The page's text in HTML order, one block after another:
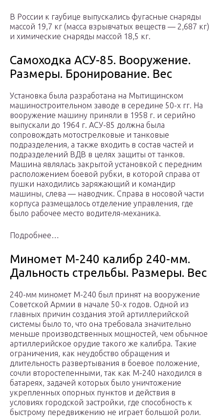
В России к гаубице выпускались фугасные снаряды
массой 19,7 кг (масса взрывчатых веществ — 2,687 кг)
и химические снаряды массой 18,5 кг.
Самоходка АСУ-85. Вооружение.
Размеры. Бронирование. Вес
Установка была разработана на Мытищинском
машиностроительном заводе в середине 50-х гг. На
вооружение машину приняли в 1958 г. и серийно
выпускали до 1964 г. АСУ-85 должна была
сопровождать мотострелковые и танковые
подразделения, а также входить в состав частей и
подразделений ВДВ в целях защиты от танков.
Машина являлась закрытой установкой с передним
расположением боевой рубки, в которой справа от
пушки находились заряжающий и командир
машины, слева — наводчик. Справа в носовой части
корпуса размещалось отделение управления, где
было рабочее место водителя-механика.
Подробнее…
Миномет М-240 калибр 240-мм.
Дальность стрельбы. Размеры. Вес
240-мм миномет М-240 был принят на вооружение
Советской Армии в начале 50-х годов. Одной из
главных причин создания этой артиллерийской
системы было то, что она требовала значительно
меньше производственных мощностей, чем обычное
артиллерийское орудие такого же калибра. Такие
ограничения, как неудобство обращения и
длительность развертывания в боевое положение,
сочли второстепенными, так как М-240 находился в
батареях, задачей которых было уничтожение
укрепленных опорных пунктов и действия в
условиях городской застройки, где способность к
быстрому передвижению не играет большой роли.